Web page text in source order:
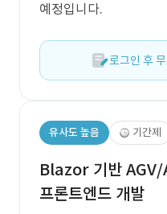
예정입니다.
로그인 후
유사도 높음 기간제
Blazor 기반 AGV/
프론트엔드 개발